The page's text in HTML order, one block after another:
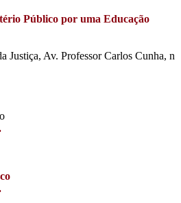
Público por uma Educação
Justiça, Av. Professor Carlos Cunha, n